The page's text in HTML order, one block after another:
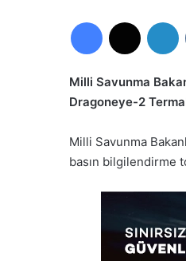
Milli Savunma
Dragoneye-2
Milli Savunma
basın bilgilendirme